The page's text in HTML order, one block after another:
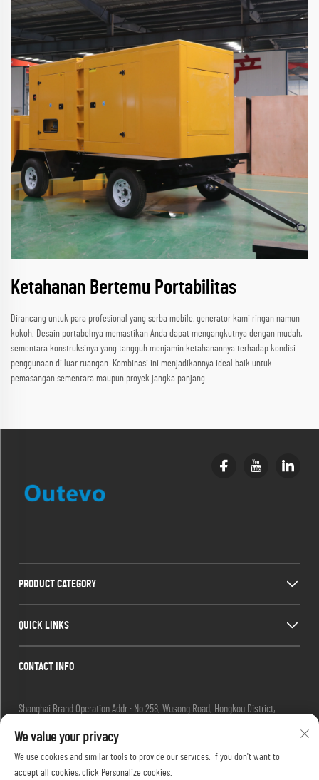
Ketahanan Bertemu Portabilitas
Dirancang untuk para profesional yang serba mobile, generator kami ringan namun
kokoh. Desain portabelnya memastikan Anda dapat mengangkutnya dengan mudah,
sementara konstruksinya yang tangguh menjamin ketahanannya terhadap kondisi
penggunaan di luar ruangan. Kombinasi ini menjadikannya ideal baik untuk
pemasangan sementara maupun proyek jangka panjang.
PRODUCT CATEGORY
QUICK LINKS
CONTACT INFO
Shanghai Brand Operation Addr : No.258, Wusong Road, Hongkou District,
Email :[email protected]
Tel :+86-13280087620
Tel :+86-13280035385
We value your privacy
We use cookies and similar tools to provide our services. If you don't want to
accept all cookies, click Personalize cookies.